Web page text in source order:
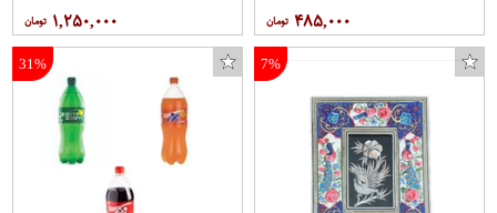
۴۸۵,۰۰۰ ۱,۲۵۰,۰۰۰
7%
31%